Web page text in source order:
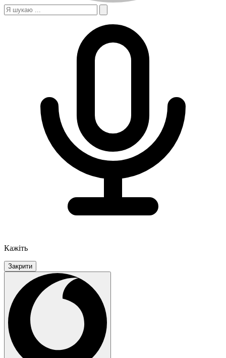
Кажіть
Закрити